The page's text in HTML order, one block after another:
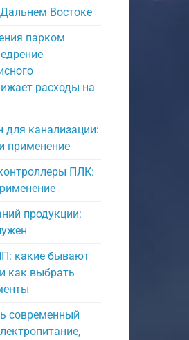
Востоке
парком
расходы на
для канализации:
применение
ПЛК:
продукции:
какие бывают
как выбрать
современный